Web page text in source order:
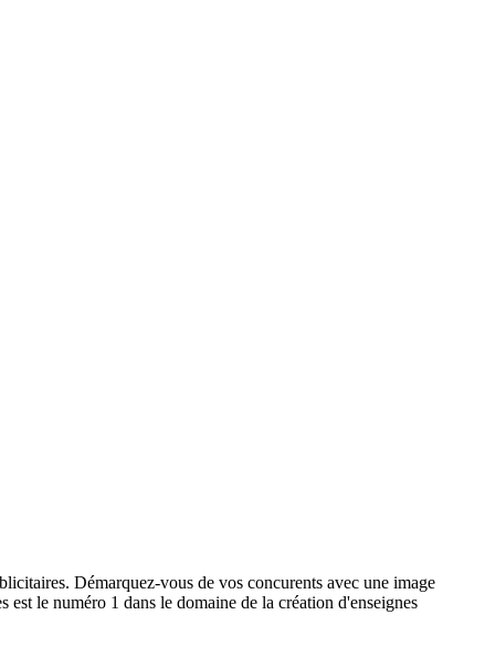
Démarquez-vous de vos concurents avec une image
le numéro 1 dans le domaine de la création d'enseignes